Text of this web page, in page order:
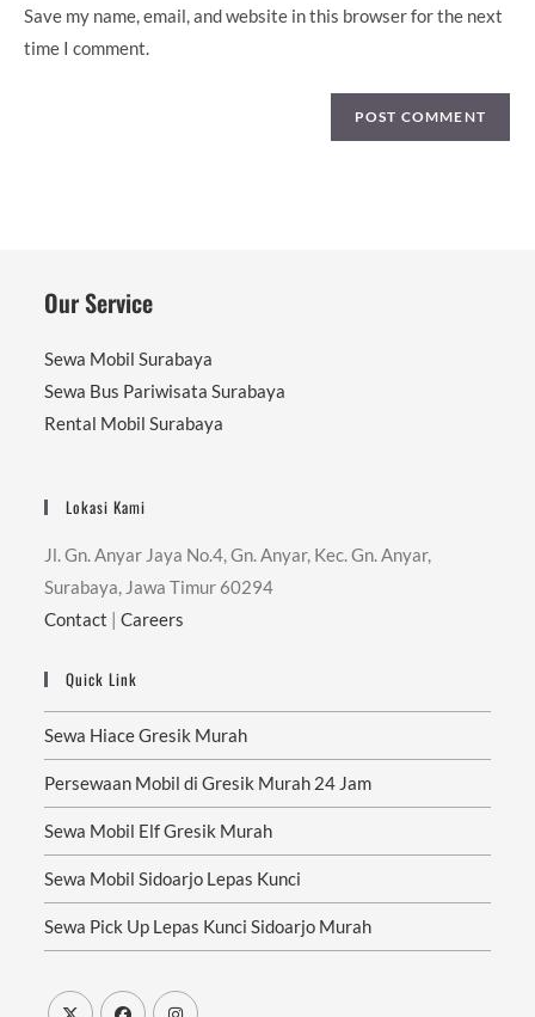
Save my name, email, and website in this browser for the next
time I comment.
Our Service
Sewa Mobil Surabaya
Sewa Bus Pariwisata Surabaya
Rental Mobil Surabaya
Lokasi Kami
Jl. Gn. Anyar Jaya No.4, Gn. Anyar, Kec. Gn. Anyar,
Surabaya, Jawa Timur 60294
Contact |Careers
Quick Link
Sewa Hiace Gresik Murah
Persewaan Mobil di Gresik Murah 24 Jam
Sewa Mobil Elf Gresik Murah
Sewa Mobil Sidoarjo Lepas Kunci
Sewa Pick Up Lepas Kunci Sidoarjo Murah